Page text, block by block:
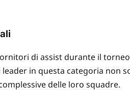
di assist durante il
in questa categoria non
delle loro squadre.